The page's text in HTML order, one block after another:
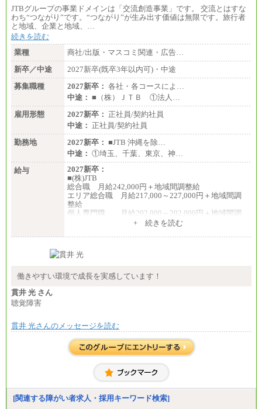
JTBグループの事業ドメインは「交流創造事業」です。 交流とはすな
わち“つながり”です。“つながり”が生み出す価値は無限です。旅行者
と地域、企業と地域、…
続きを読む
業種
商社/出版・マスコミ関連・広告…
新卒／中途
2027新卒(既卒3年以内可)・中途
募集職種
2027新卒： 各社・各コースによ…
中途： ■（株）ＪＴＢ ①法人…
雇用形態
2027新卒： 正社員/契約社員
中途： 正社員/契約社員
勤務地
2027新卒： ■JTB 沖縄を除…
中途： ①埼玉、千葉、東京、神…
給与
2027新卒：
■(株)JTB
総合職 月給242,000円＋地域間調整給
エリア総合職 月給217,000～227,000円＋地域間調
整給
個人専門職 月給202,000～202,000円＋地域間調
総合職 月給208,000～235,000円
※詳細はJTBキャリアサイトよりご確認ください。
総合職 月給220,000～230,000円＋地域間調整給
整給
※詳細はJTBキャリアサイトよりご確認ください。
■(株)JTBコミュニケーションデザイン
総合職 月給230,000円
みなし残業手当：20,000円（一律支給）※みなし
残業手当の残業時間は10.43時間。
+ 続きを読む
働きやすい環境で成長を実感しています！
貫井 光 さん
聴覚障害
貫井 光さんのメッセージを読む
[関連する障がい者求人・採用キーワード検索]